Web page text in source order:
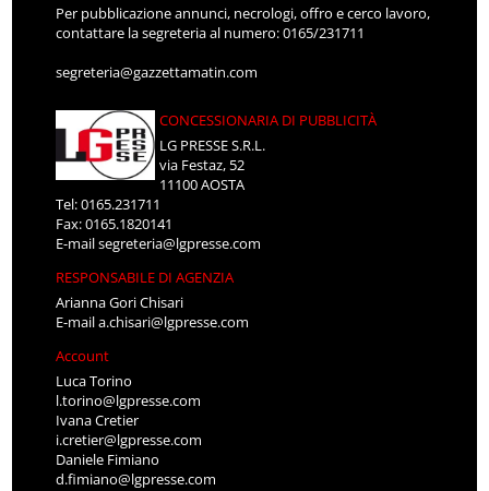
Per pubblicazione annunci, necrologi, offro e cerco lavoro,
contattare la segreteria al numero: 0165/231711
segreteria@gazzettamatin.com
CONCESSIONARIA DI PUBBLICITÀ
LG PRESSE S.R.L.
via Festaz, 52
11100 AOSTA
Tel: 0165.231711
Fax: 0165.1820141
E-mailsegreteria@lgpresse.com
RESPONSABILE DI AGENZIA
Arianna Gori Chisari
E-maila.chisari@lgpresse.com
Account
Luca Torino
l.torino@lgpresse.com
Ivana Cretier
i.cretier@lgpresse.com
Daniele Fimiano
d.fimiano@lgpresse.com